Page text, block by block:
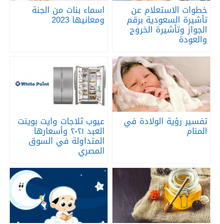
خطوات الاستعلام عن
تأشيرة السعودية برقم
الجواز وتأشيرة الخروج
والعودة
اسماء بنات من الجنة
ومعانيها 2023
تفسير رؤية الولادة في
المنام
عيوب ثلاجات وايت بوينت
العبد ٢٠٢١ وأسعارها
المتداولة في السوق
المصري